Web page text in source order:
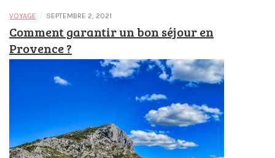
VOYAGE / SEPTEMBRE 2, 2021
Comment garantir un bon séjour en
Provence ?